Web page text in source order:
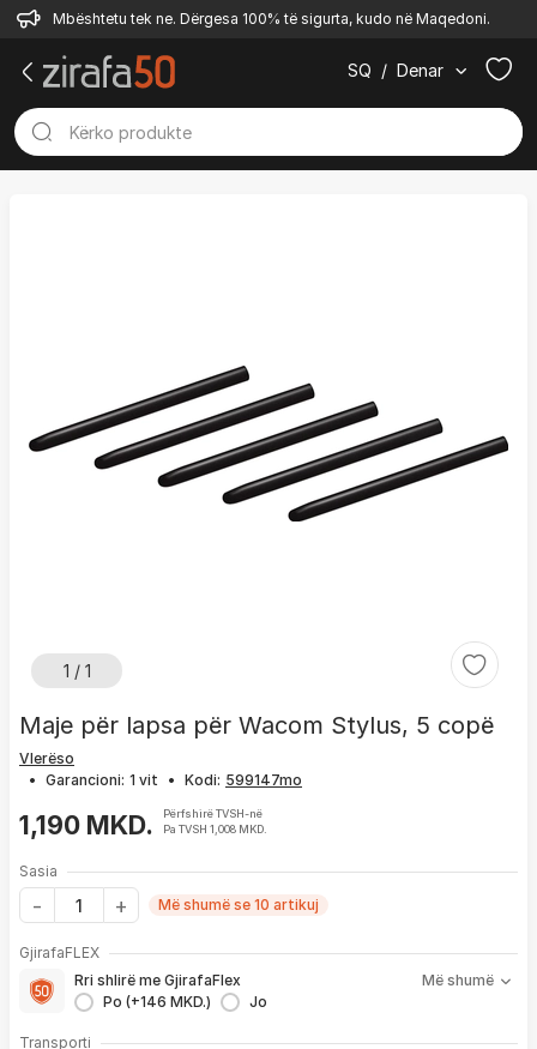
Mbështetu tek ne. Dërgesa 100% të sigurta, kudo në Maqedoni.
SQ / Denar
1 / 1
Maje për lapsa për Wacom Stylus, 5 copë
Vlerëso
• Garancioni: 1 vit • Kodi:
1,190 MKD.
Përfshirë TVSH-në
Pa TVSH 1,008 MKD.
Sasia
Më shumë se 10 artikuj
GjirafaFLEX
Rri shlirë me GjirafaFlex
Po (+146 MKD.)
Jo
Më shumë
-Prioritet
1 viti nga blerja
- Kontakt brenda24 hpër servisim, zëvendësim apo kthim
TransportiKoha e arritjes së produktit nënkupton periudhën prej kur